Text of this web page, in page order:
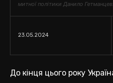
митної політики Данило
23.05.2024
До кінця цього року